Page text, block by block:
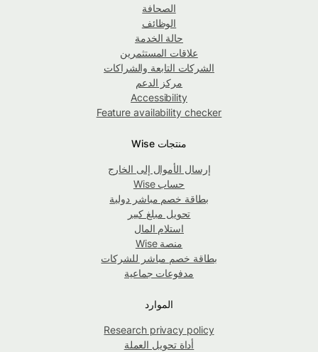
الصحافة
الوظائف
حالة الخدمة
علاقات المستثمرين
الشركات التابعة والشراكات
مركز الدعم
Accessibility
Feature availability checker
منتجات Wise
إرسال الأموال إلى الخارج
حساب Wise
بطاقة خصم مباشر دولية
تحويل مبلغ كبير
استلام المال
منصة Wise
بطاقة خصم مباشر للشركات
مدفوعات جماعية
الموارد
Research privacy policy
أداة تحويل العملة